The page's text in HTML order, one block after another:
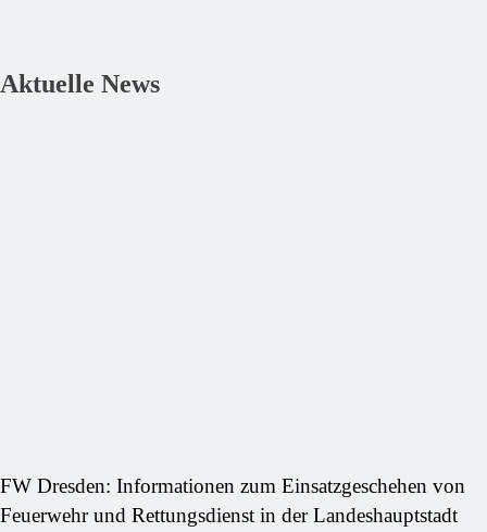
Aktuelle News
FW Dresden: Informationen zum Einsatzgeschehen von
Feuerwehr und Rettungsdienst in der Landeshauptstadt